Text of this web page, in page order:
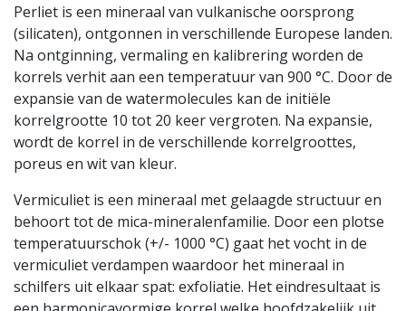
Perliet is een mineraal van vulkanische oorsprong
(silicaten), ontgonnen in verschillende Europese landen.
Na ontginning, vermaling en kalibrering worden de
korrels verhit aan een temperatuur van 900 °C. Door de
expansie van de watermolecules kan de initiële
korrelgrootte 10 tot 20 keer vergroten. Na expansie,
wordt de korrel in de verschillende korrelgroottes,
poreus en wit van kleur.
Vermiculiet is een mineraal met gelaagde structuur en
behoort tot de mica-mineralenfamilie. Door een plotse
temperatuurschok (+/- 1000 °C) gaat het vocht in de
vermiculiet verdampen waardoor het mineraal in
schilfers uit elkaar spat: exfoliatie. Het eindresultaat is